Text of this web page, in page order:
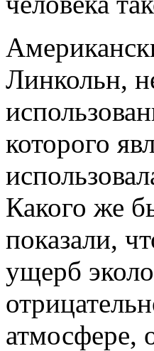
Линкольн,
которого
Какого же
показали,
ущерб
атмосфере,